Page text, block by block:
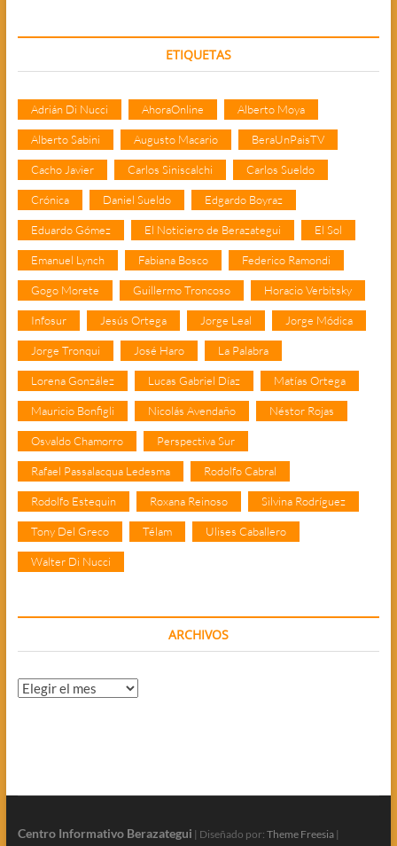
ETIQUETAS
Adrián Di Nucci AhoraOnline Alberto Moya
Alberto Sabini Augusto Macario BeraUnPaisTV
Cacho Javier Carlos Siniscalchi Carlos Sueldo
Crónica Daniel Sueldo Edgardo Boyraz
Eduardo Gómez El Noticiero de Berazategui El Sol
Emanuel Lynch Fabiana Bosco Federico Ramondi
Gogo Morete Guillermo Troncoso Horacio Verbitsky
Infosur Jesús Ortega Jorge Leal Jorge Módica
Jorge Tronqui José Haro La Palabra
Lorena González Lucas Gabriel Díaz Matías Ortega
Mauricio Bonfigli Nicolás Avendaño Néstor Rojas
Osvaldo Chamorro Perspectiva Sur
Rafael Passalacqua Ledesma Rodolfo Cabral
Rodolfo Estequin Roxana Reinoso Silvina Rodríguez
Tony Del Greco Télam Ulises Caballero
Walter Di Nucci
ARCHIVOS
Archivos
Centro Informativo Berazategui | Diseñado por: Theme Freesia|